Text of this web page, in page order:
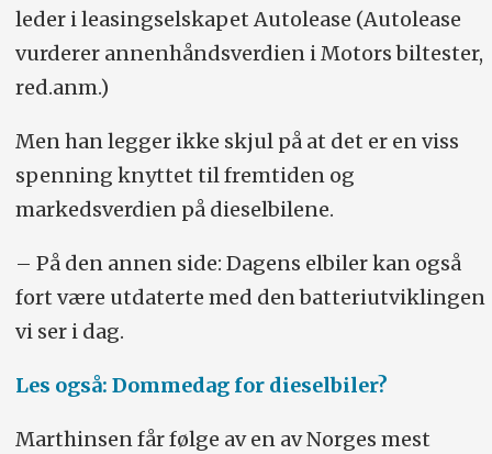
leder i leasingselskapet Autolease (Autolease
vurderer annenhåndsverdien i Motors biltester,
red.anm.)
Men han legger ikke skjul på at det er en viss
spenning knyttet til fremtiden og
markedsverdien på dieselbilene.
– På den annen side: Dagens elbiler kan også
fort være utdaterte med den batteriutviklingen
vi ser i dag.
Les også: Dommedag for dieselbiler?
Marthinsen får følge av en av Norges mest